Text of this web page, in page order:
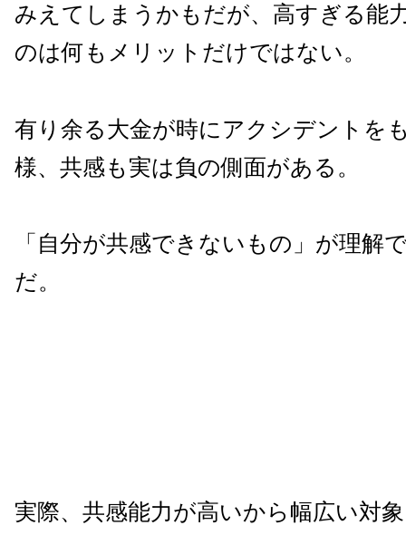
みえてしまうかもだが、高すぎる能
のは何もメリットだけではない。
有り余る大金が時にアクシデントを
様、共感も実は負の側面がある。
「自分が共感できないもの」が理解
だ。
実際、共感能力が高いから幅広い対